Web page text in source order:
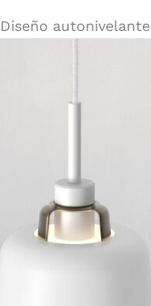
Diseño autonivelante